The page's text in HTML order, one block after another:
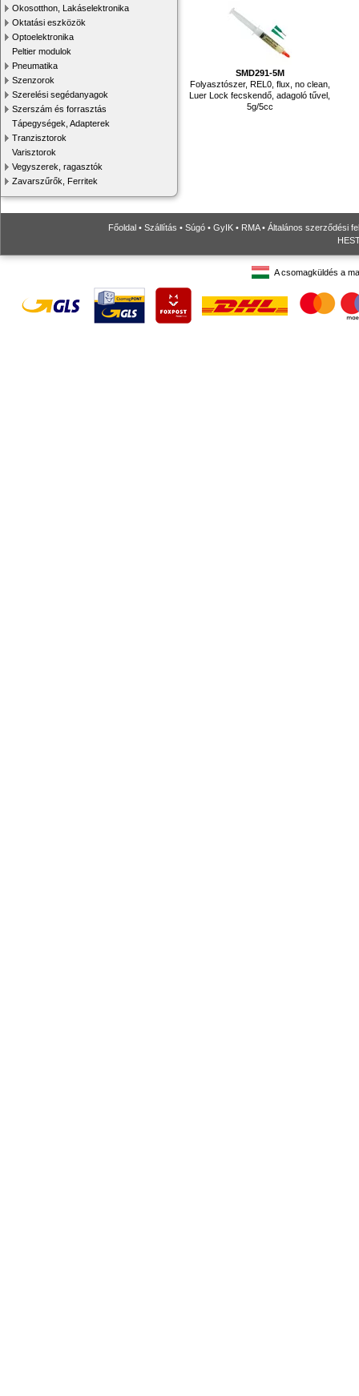
Okosotthon, Lakáselektronika
Oktatási eszközök
Optoelektronika
Peltier modulok
Pneumatika
Szenzorok
Szerelési segédanyagok
Szerszám és forrasztás
Tápegységek, Adapterek
Tranzisztorok
Varisztorok
Vegyszerek, ragasztók
Zavarszűrők, Ferritek
SMD291-5M
Folyasztószer, REL0, flux, no clean,
Luer Lock fecskendő, adagoló tűvel,
5g/5cc
Főoldal • Szállítás • Súgó • GyIK • RMA• Általános szerződési
A csomagküldés a